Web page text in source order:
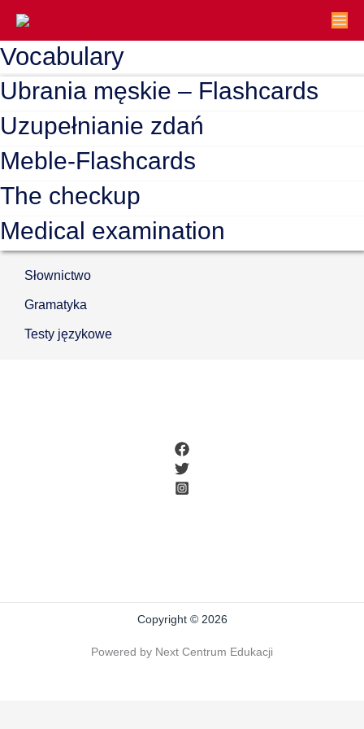
Słownictwo
Gramatyka
Testy językowe
Vocabulary
Ubrania męskie – Flashcards
Uzupełnianie zdań
Meble-Flashcards
The checkup
Medical examination
Copyright © 2026
Powered by Next Centrum Edukacji